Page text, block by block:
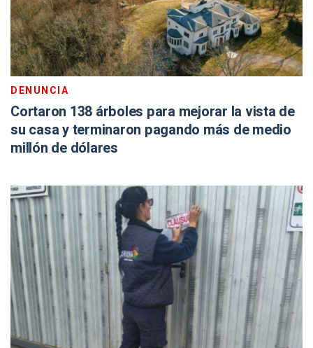
DENUNCIA
Cortaron 138 árboles para mejorar la vista de
su casa y terminaron pagando más de medio
millón de dólares